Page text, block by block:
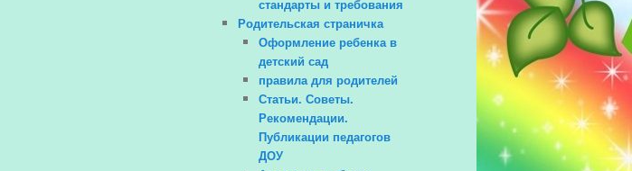
стандарты и требования
Родительская страничка
Оформление ребенка в
детский сад
правила для родителей
Статьи. Советы.
Рекомендации.
Публикации педагогов
ДОУ